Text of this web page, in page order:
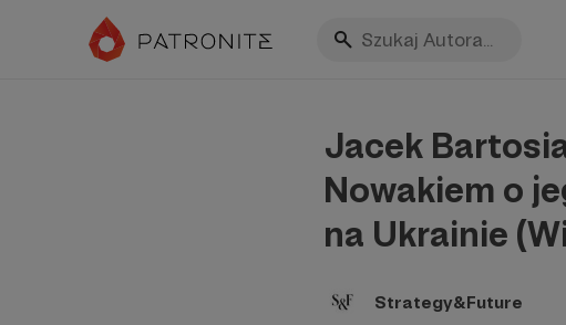
Jacek
Nowakiem o
na Ukrainie
Strategy&Future